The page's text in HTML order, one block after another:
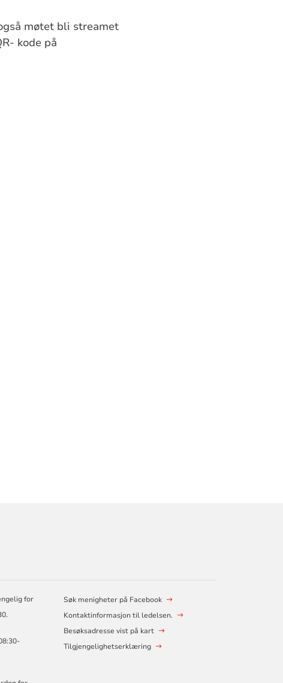
møtet bli streamet
kode på
for
Søk menigheter på Facebook
Kontaktinformasjon til ledelsen.
Besøksadresse vist på kart
Tilgjengelighetserklæring